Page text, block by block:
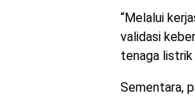
“Melalui
validasi
tenaga listrik
Sementara,